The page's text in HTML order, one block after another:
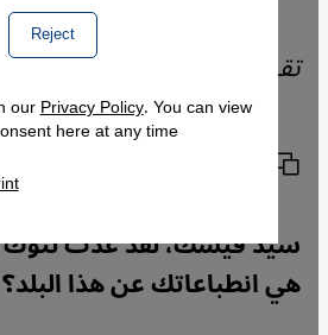
تقرير: Michael Hartlep
سيد فيسك، لقد عدت لتوك
هي انطباعاتك عن هذا البلد؟
Reject
ourPrivacy Policy. You can view
here at any time.